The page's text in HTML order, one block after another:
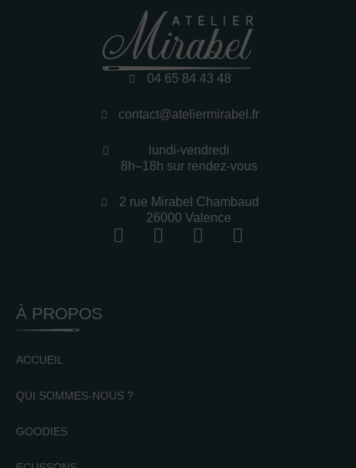
04 65 84 43 48
contact@ateliermirabel.fr
lundi-vendredi
8h–18h sur rendez-vous
2 rue Mirabel Chambaud
26000 Valence
À PROPOS
ACCUEIL
QUI SOMMES-NOUS ?
GOODIES